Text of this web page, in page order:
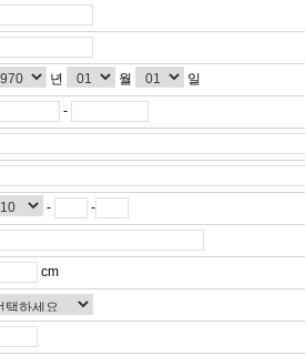
년 월 일
-
- -
cm